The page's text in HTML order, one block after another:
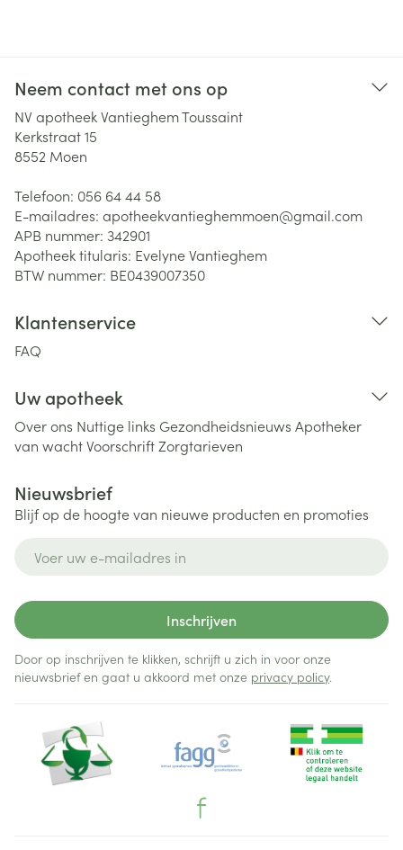
Neem contact met ons op
NV apotheek Vantieghem Toussaint
Kerkstraat 15
8552 Moen
Telefoon: 056 64 44 58
E-mailadres: apotheekvantieghemmoen@gmail.com
APB nummer: 342901
Apotheek titularis: Evelyne Vantieghem
BTW nummer: BE0439007350
Klantenservice
FAQ
Uw apotheek
Over ons Nuttige links Gezondheidsnieuws Apotheker
van wachtVoorschriftZorgtarieven
Nieuwsbrief
Blijf op de hoogte van nieuwe producten en promoties
Inschrijven
Door op inschrijven te klikken, schrijft u zich in voor onze
nieuwsbrief en gaat u akkoord met onze privacy policy.